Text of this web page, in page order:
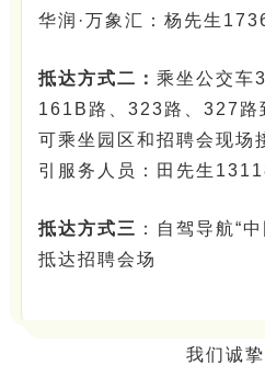
华润·万象汇：杨先生
抵达方式二： 乘坐公交车
161B路、323路、327路
可乘坐园区和招聘会现场
引服务人员：田先生
抵达方式三 ：自驾导航“
抵达招聘会场
我们诚